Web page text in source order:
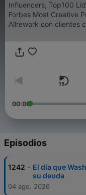
Influencers, Top100
Forbes Most Creative People in
Allrework con clientes
Mercedes Benz,
diversos medios.
Nueva Economía de la UPM. En 2006
financiera por lo que
EuroBlogs Awards al
como uno de los
París’ (traducido a
Llorente y Cuenca.
00:00
Episodios
1242 - El día que
su deuda
04 ago. 2026